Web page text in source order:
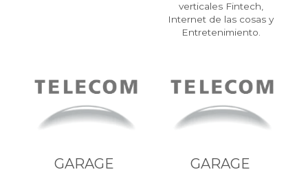
verticales Fintech,
Internet de las cosas y
Entretenimiento.
GARAGE
GARAGE